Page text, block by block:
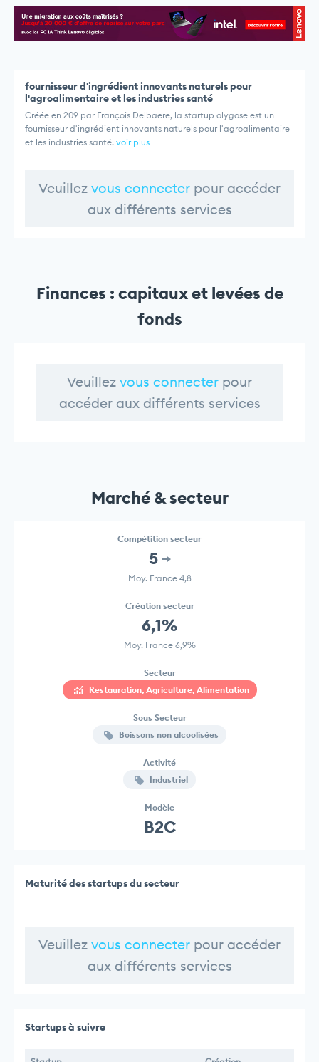
fournisseur d'ingrédient innovants naturels pour
l'agroalimentaire et les industries santé
Créée en 209 par François Delbaere, la startup olygose est un
fournisseur d'ingrédient innovants naturels pour l'agroalimentaire
et les industries santé. voir plus
Veuillez vous connecter pour accéder
aux différents services
Finances : capitaux et levées de
fonds
Veuillez vous connecter pour
accéder aux différents services
Marché & secteur
Compétition secteur
5
Moy. France 4,8
Création secteur
6,1%
Moy. France 6,9%
Secteur
Restauration, Agriculture, Alimentation
Sous Secteur
Boissons non alcoolisées
Activité
Industriel
Modèle
B2C
Maturité des startups du secteur
Veuillez vous connecter pour accéder
aux différents services
Startups à suivre